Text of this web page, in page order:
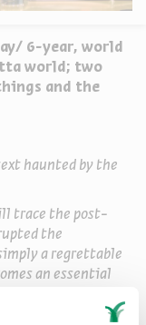
6-year, world
world; two
and the
haunted by the
trace the post-
the
a regrettable
an essential
Veiled in the text